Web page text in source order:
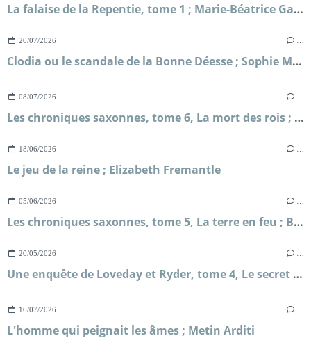
La falaise de la Repentie, tome 1 ; Marie-Béatrice Gauvin
20/07/2026
Clodia ou le scandale de la Bonne Déesse ; Sophie Malick-Prunier
08/07/2026
Les chroniques saxonnes, tome 6, La mort des rois ; Bernard Cornwell
18/06/2026
Le jeu de la reine ; Elizabeth Fremantle
05/06/2026
Les chroniques saxonnes, tome 5, La terre en feu ; Bernard Cornwell
20/05/2026
Une enquête de Loveday et Ryder, tome 4, Le secret de Briar's Hall ; Faith Martin
16/07/2026
L'homme qui peignait les âmes ; Metin Arditi